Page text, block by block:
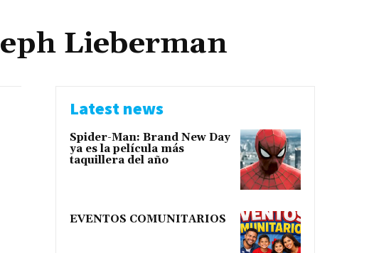
Lieberman
Latest news
Spider-Man: Brand New Day
ya es la película más
taquillera del año
EVENTOS COMUNITARIOS